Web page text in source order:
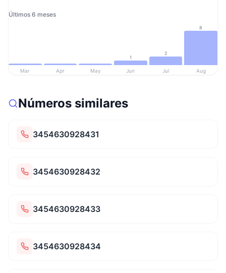
Últimos 6 meses
1
2
8
Mar Apr May Jun Jul Aug
Números similares
3454630928431
3454630928432
3454630928433
3454630928434